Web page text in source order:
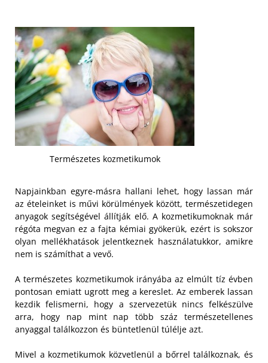
Természetes kozmetikumok
Napjainkban egyre-másra hallani lehet, hogy lassan már
az ételeinket is művi körülmények között, természetidegen
anyagok segítségével állítják elő. A kozmetikumoknak már
régóta megvan ez a fajta kémiai gyökerük, ezért is sokszor
olyan mellékhatások jelentkeznek használatukkor, amikre
nem is számíthat a vevő.
A természetes kozmetikumok irányába az elmúlt tíz évben
pontosan emiatt ugrott meg a kereslet. Az emberek lassan
kezdik felismerni, hogy a szervezetük nincs felkészülve
arra, hogy nap mint nap több száz természetellenes
anyaggal találkozzon és büntetlenül túlélje azt.
Mivel a kozmetikumok közvetlenül a bőrrel találkoznak, és